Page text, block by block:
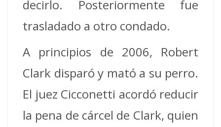
decirlo. Posteriormente fue
trasladado a otro condado.
A principios de 2006, Robert
Clark disparó y mató a su perro.
El juez Cicconetti acordó reducir
la pena de cárcel de Clark, quien